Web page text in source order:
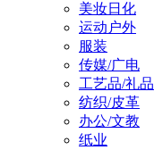
美妆日化
运动户外
服装
传媒/广电
工艺品/礼品
纺织/皮革
办公/文教
纸业